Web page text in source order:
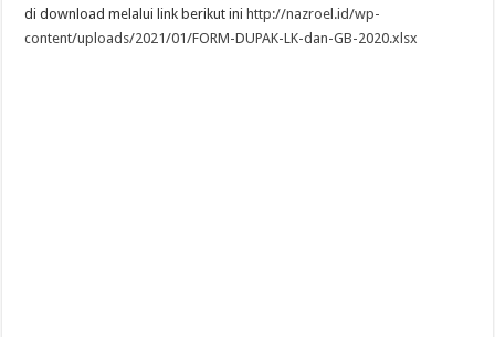
di download melalui link berikut ini http://nazroel.id/wp-
content/uploads/2021/01/FORM-DUPAK-LK-dan-GB-2020.xlsx